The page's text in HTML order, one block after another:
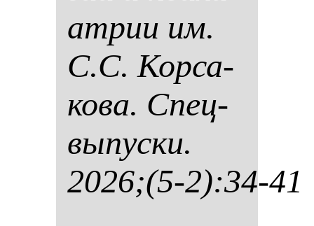
ат­рии им.
С.С. Кор­са­
ко­ва. Спец­
вы­пус­ки.
2026;(5-2):34-41